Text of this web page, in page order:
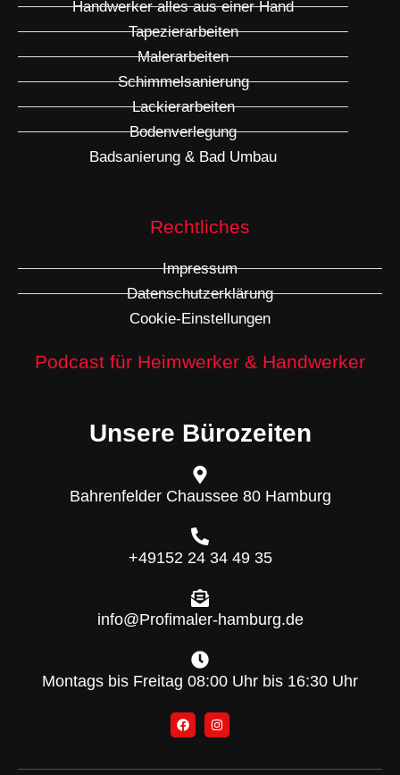
Handwerker alles aus einer Hand
Tapezierarbeiten
Malerarbeiten
Schimmelsanierung
Lackierarbeiten
Bodenverlegung
Badsanierung & Bad Umbau
Rechtliches
Impressum
Datenschutzerklärung
Cookie-Einstellungen
Podcast für Heimwerker & Handwerker
Unsere Bürozeiten
Bahrenfelder Chaussee 80 Hamburg
+49152 24 34 49 35
info@Profimaler-hamburg.de
Montags bis Freitag 08:00 Uhr bis 16:30 Uhr
F
a
c
b
I
n
s
a